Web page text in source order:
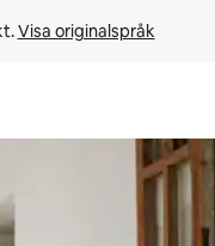
Visa originalspråk